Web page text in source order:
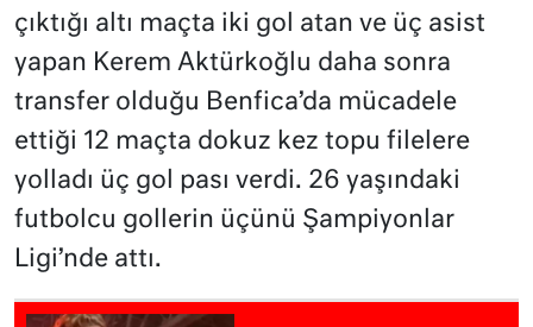
çıktığı altı maçta iki gol atan ve üç asist
yapan Kerem Aktürkoğlu daha sonra
transfer olduğu Benfica’da mücadele
ettiği 12 maçta dokuz kez topu filelere
yolladı üç gol pası verdi. 26 yaşındaki
futbolcu gollerin üçünü Şampiyonlar
Ligi’nde attı.